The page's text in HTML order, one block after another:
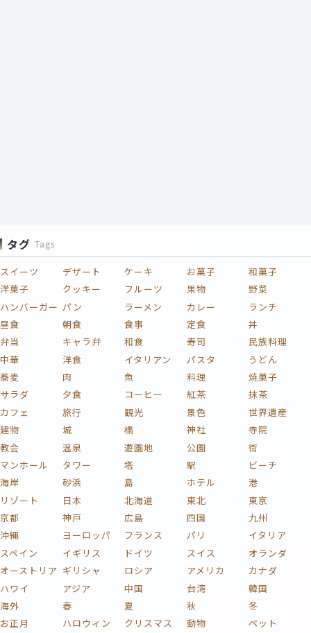
タグ Tags
スイーツ デザート ケーキ お菓子
和菓子
洋菓子
クッキー フルーツ 果物
野菜
ハンバーガー パン ラーメン カレー
ランチ
昼食
朝食 食事 定食
丼
弁当
キャラ弁 和食 寿司
民族料理
中華
洋食 イタリアン パスタ
うどん
蕎麦
肉 魚 料理
焼菓子
サラダ
夕食 コーヒー 紅茶
抹茶
カフェ
旅行 観光 景色
世界遺産
建物
城 橋 神社
寺院
教会
温泉 遊園地 公園
街
マンホール
タワー 塔 駅
ビーチ
海岸
砂浜 島 ホテル
港
リゾート
日本 北海道 東北
東京
京都
神戸 広島 四国
九州
沖縄
ヨーロッパ フランス パリ
イタリア
スペイン
イギリス ドイツ スイス
オランダ
オーストリア ギリシャ ロシア アメリカ
カナダ
ハワイ
アジア 中国 台湾
韓国
海外
春 夏 秋
冬
お正月
ハロウィン クリスマス 動物
ペット